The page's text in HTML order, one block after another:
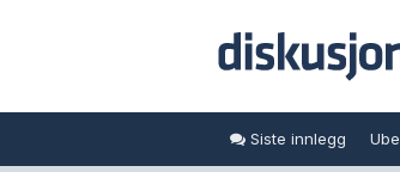
Siste innlegg